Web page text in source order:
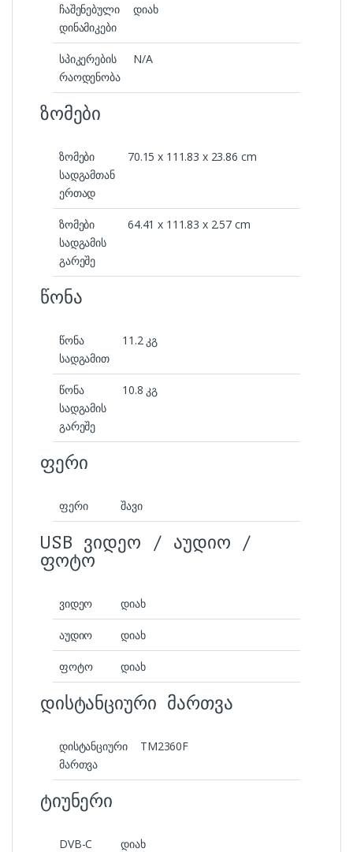
ჩაშენებული
დინამიკები
დიახ
სპიკერების
რაოდენობა
N/A
ზომები
ზომები
სადგამთან
ერთად
70.15 x 111.83 x 23.86 cm
ზომები
სადგამის
გარეშე
64.41 x 111.83 x 2.57 cm
წონა
წონა
სადგამით
11.2 კგ
წონა
სადგამის
გარეშე
10.8 კგ
ფერი
ფერი შავი
USB ვიდეო / აუდიო /
ფოტო
ვიდეო დიახ
აუდიო დიახ
ფოტო დიახ
დისტანციური მართვა
დისტანციური
მართვა
TM2360F
ტიუნერი
DVB-C დიახ